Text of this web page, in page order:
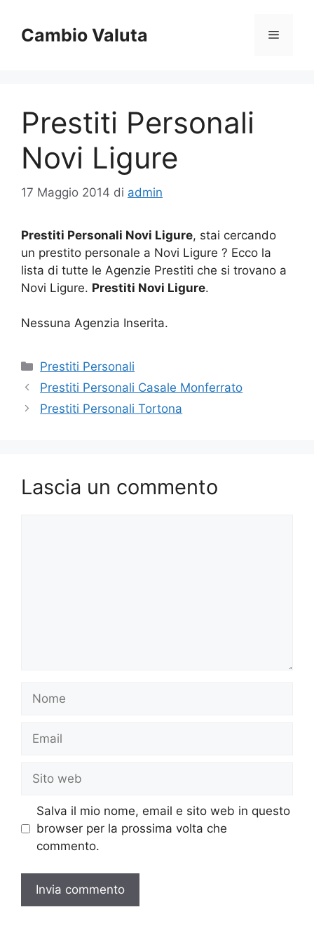
contenuto
Cambio Valuta Menu
Prestiti Personali
Novi Ligure
17 Maggio 2014 di admin
Prestiti Personali Novi Ligure, stai cercando
un prestito personale a Novi Ligure ? Ecco la
lista di tutte le Agenzie Prestiti che si trovano a
Novi Ligure. Prestiti Novi Ligure.
Nessuna Agenzia Inserita.
Categorie
Prestiti Personali
Prestiti Personali Casale Monferrato
Prestiti Personali Tortona
Lascia un commento
Nome
Email
Sito
web
Salva il mio nome, email e sito web in questo
browser per la prossima volta che
commento.